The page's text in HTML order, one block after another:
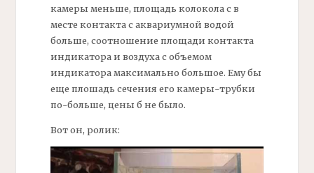
камеры меньше, площадь колоколас в
месте контакта с аквариумной водой
больше, соотношение площади контакта
индикатора и воздуха с объемом
индикатора максимально большое. Ему бы
еще плошадь сечения его камеры-трубки
по-больше, цены б не было.
Вот он, ролик: